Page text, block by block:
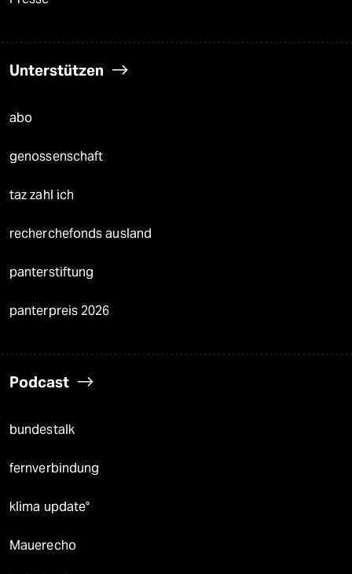
Unterstützen
abo
genossenschaft
taz zahl ich
recherchefonds ausland
panterstiftung
panterpreis 2026
Podcast
bundestalk
fernverbindung
klima update°
Mauerecho